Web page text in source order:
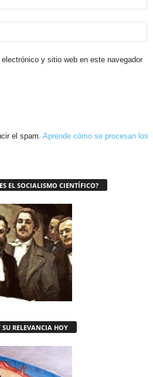
y sitio web en este navegador
el spam. Aprende cómo se procesan los
EL SOCIALISMO CIENTÍFICO?
RELEVANCIA HOY